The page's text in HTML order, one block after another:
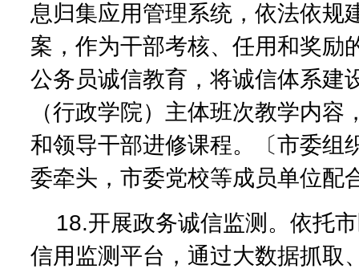
息归集应用管理系统，依法依规
案，作为干部考核、任用和奖励
公务员诚信教育，将诚信体系建
（行政学院）主体班次教学内容
和领导干部进修课程。〔市委组
委牵头，市委党校等成员单位配
18.开展政务诚信监测。依托
信用监测平台，通过大数据抓取